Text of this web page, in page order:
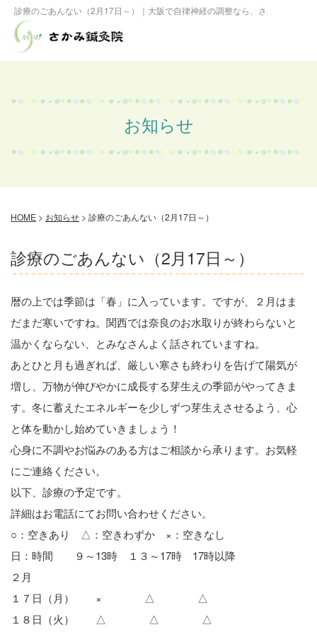
診療のごあんない（2月17日～）｜大阪で自律神経の調整なら、さかみ鍼灸院へ
お知らせ
HOME > お知らせ > 診療のごあんない（2月17日～）
診療のごあんない（2月17日～）
暦の上では季節は「春」に入っています。ですが、２月はま
だまだ寒いですね。関西では奈良のお水取りが終わらないと
温かくならない、とみなさんよく話されていますね。
あとひと月も過ぎれば、厳しい寒さも終わりを告げて陽気が
増し、万物が伸びやかに成長する芽生えの季節がやってきま
す。冬に蓄えたエネルギーを少しずつ芽生えさせるよう、心
と体を動かし始めていきましょう！
心身に不調やお悩みのある方はご相談から承ります。お気軽
にご連絡ください。
以下、診療の予定です。
詳細はお電話にてお問い合わせください。
○：空きあり △：空きわずか ×：空きなし
日：時間 ９～13時 １３～17時 17時以降
２月
１７日（月） × △ △
１８日（火） △ △ △